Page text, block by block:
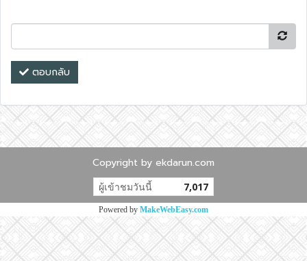
ตอบกลับ
Copyright by ekdarun.com
ผู้เข้าชมวันนี้ 7,017
Powered by MakeWebEasy.com